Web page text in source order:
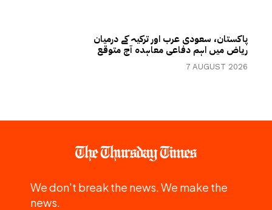
پاکستان، سعودی عرب اور ترکیہ کے درمیان
ریاض میں اہم دفاعی معاہدہ آج متوقع
7 AUGUST 2026
We don't break the news. We make the
news.